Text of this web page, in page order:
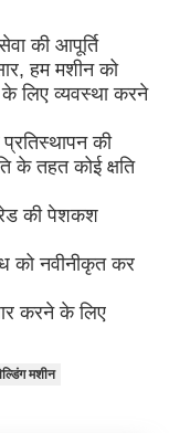
की आपूर्ति
हम मशीन को
लिए व्यवस्था करने
की
के तहत कोई क्षति
की पेशकश
को नवीनीकृत कर
करने के लिए
मशीन